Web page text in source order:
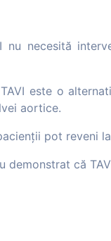
nu necesită
este o
aortice.
pot reveni
demonstrat că